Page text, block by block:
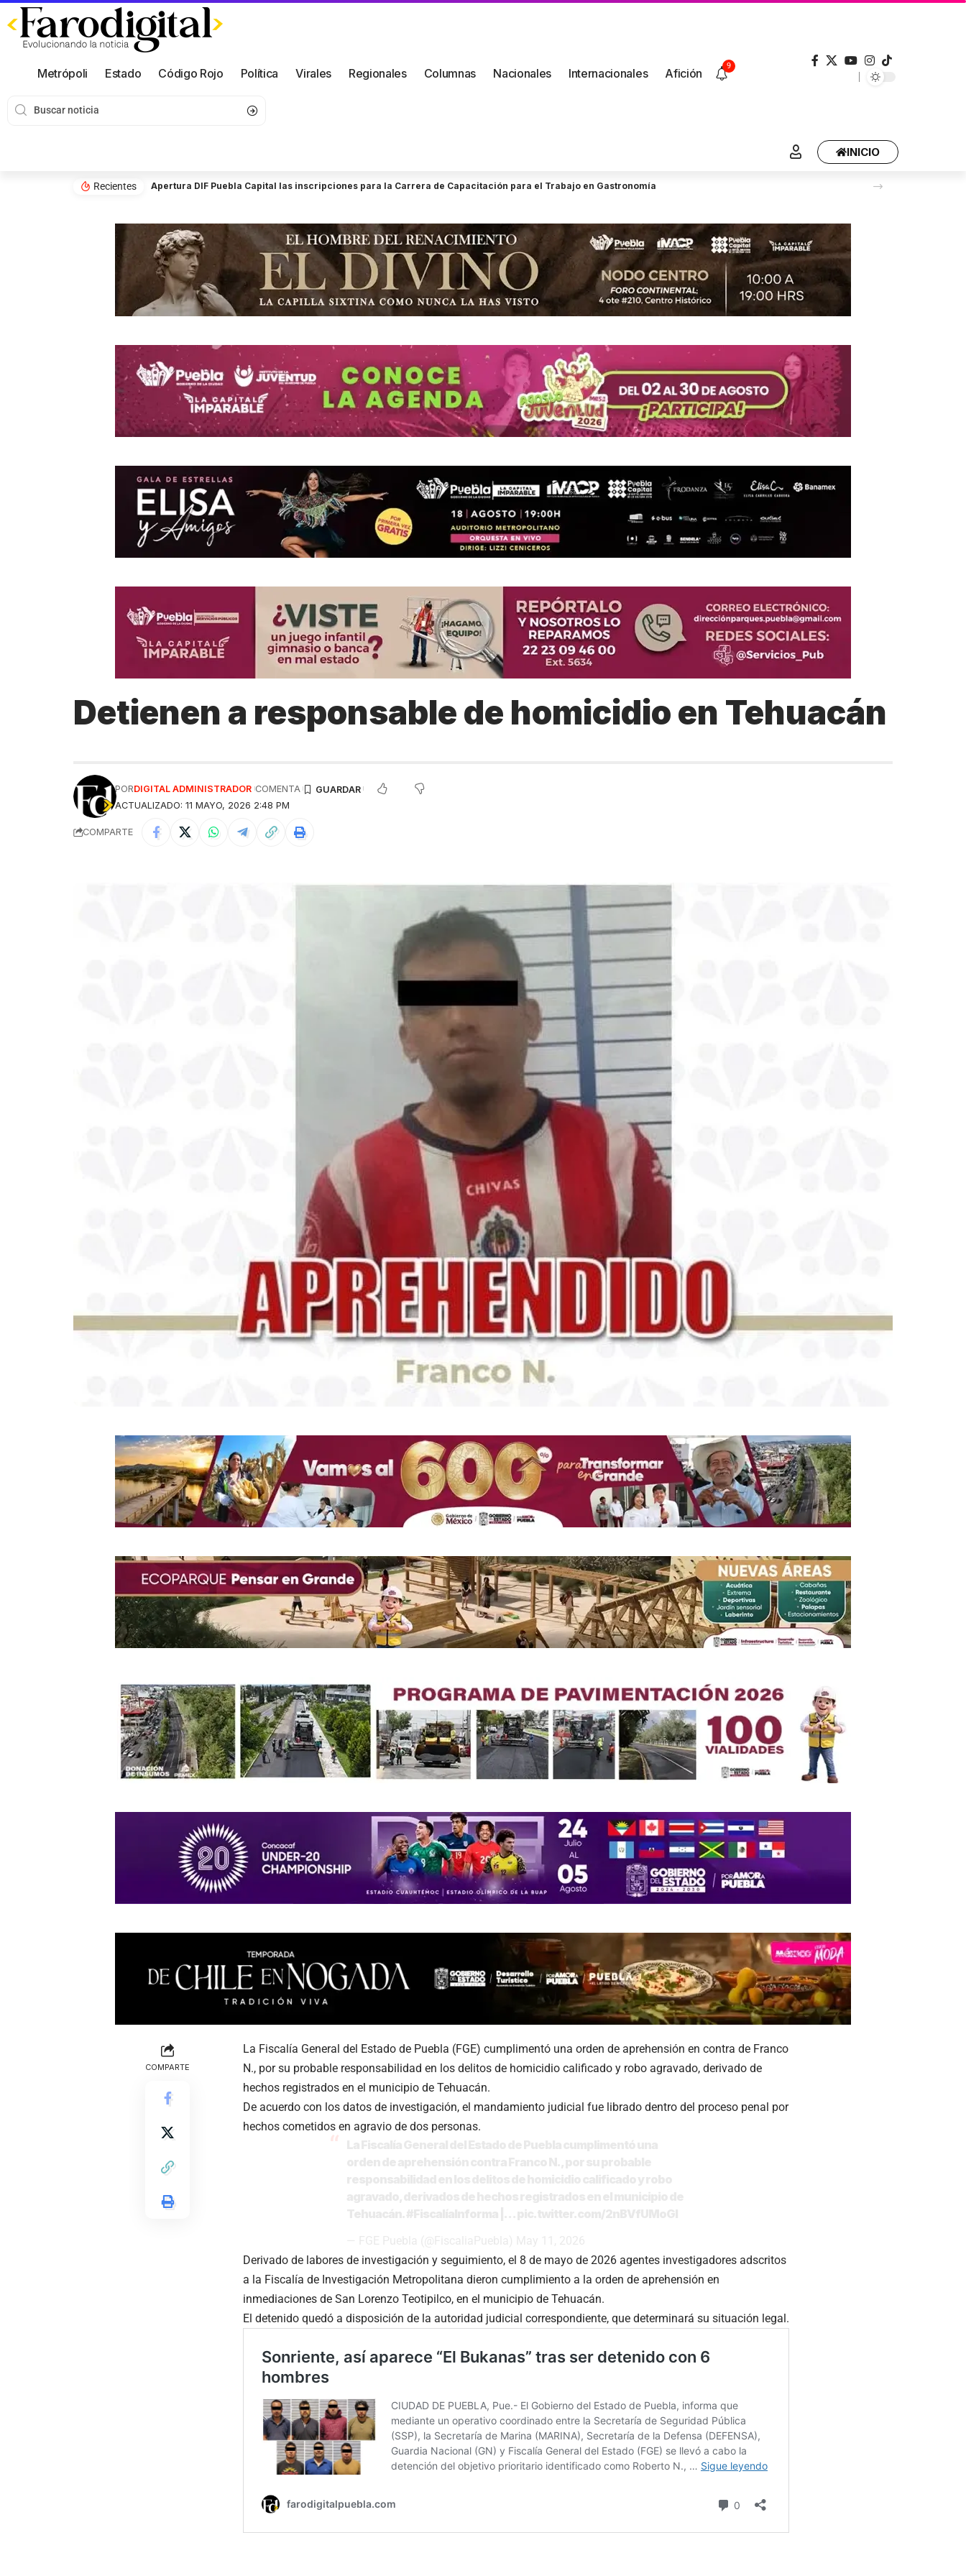
Metrópoli Estado Código Rojo Política Virales Regionales Columnas Nacionales Internacionales Afición
9
INICIO
Recientes Apertura DIF Puebla Capital las inscripciones para la Carrera de Capacitación para el Trabajo en Gastronomía
Detienen a responsable de homicidio en Tehuacán
ACTUALIZADO: 11 MAYO, 2026 2:48 PM
PORDIGITAL ADMINISTRADOR COMENTA
COMPARTE
COMPARTE
La Fiscalía General del Estado de Puebla (FGE) cumplimentó una orden de aprehensión en contra de Franco
N., por su probable responsabilidad en los delitos de homicidio calificado y robo agravado, derivado de
hechos registrados en el municipio de Tehuacán.
De acuerdo con los datos de investigación, el mandamiento judicial fue librado dentro del proceso penal por
hechos cometidos en agravio de dos personas.
Derivado de labores de investigación y seguimiento, el 8 de mayo de 2026 agentes investigadores adscritos
a la Fiscalía de Investigación Metropolitana dieron cumplimiento a la orden de aprehensión en
inmediaciones de San Lorenzo Teotipilco, en el municipio de Tehuacán.
El detenido quedó a disposición de la autoridad judicial correspondiente, que determinará su situación legal.